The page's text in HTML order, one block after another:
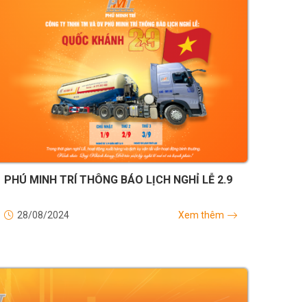
PHÚ MINH TRÍ THÔNG BÁO LỊCH NGHỈ LỄ 2.9
28/08/2024 Xem thêm